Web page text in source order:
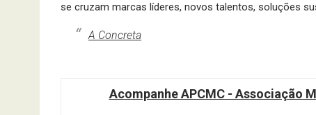
se cruzam marcas líderes, novos talentos, soluções
A Concreta
Acompanhe APCMC - Associação